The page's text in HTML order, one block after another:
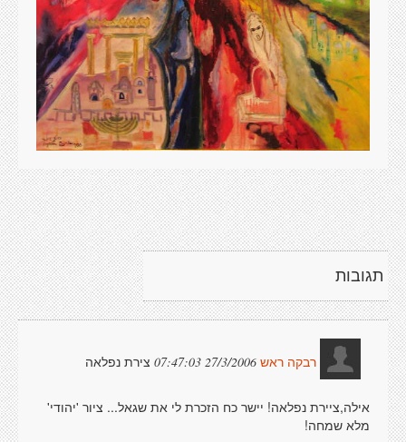
תגובות
רבקה ראש 27/3/2006 07:47:03 צירת נפלאה
אילה,ציירת נפלאה! יישר כח הזכרת לי את שגאל... ציור 'יהודי'
מלא שמחה!